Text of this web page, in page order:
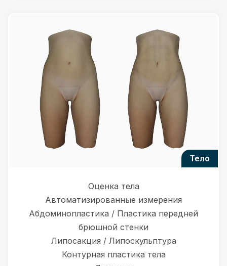
тело
Оценка тела
Автоматизированные измерения
Абдоминопластика / Пластика передней
брюшной стенки
Липосакция / Липоскульптура
Контурная пластика тела